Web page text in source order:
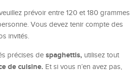
prévoir entre 120 et 180 grammes
Vous devez tenir compte des
invités.
précises de spaghettis, utilisez tout
de cuisine. Et si vous n’en avez pas,